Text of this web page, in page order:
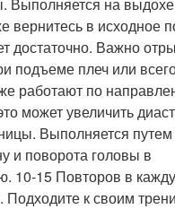
вернитесь в исходное
достаточно. Важно
подъеме плеч или
работают по
может увеличить
Выполняется
и поворота головы в
10-15 Повторов в
Подходите к своим